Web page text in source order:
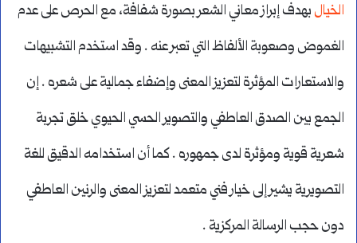
الخيال بهدف إبراز معاني الشعر بصورة شفافة، مع الحرص على عدم
الغموض وصعوبة الألفاظ التي تعبر عنه . وقد استخدم التشبيهات
والاستعارات المؤثرة لتعزيز المعنى وإضفاء جمالية على شعره . إن
الجمع بين الصدق العاطفي والتصوير الحسي الحيوي خلق تجربة
شعرية قوية ومؤثرة لدى جمهوره . كما أن استخدامه الدقيق للغة
التصويرية يشير إلى خيار فني متعمد لتعزيز المعنى والرنين العاطفي
دون حجب الرسالة المركزية .